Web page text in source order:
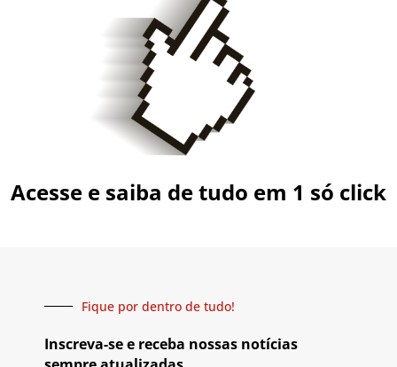
Acesse e saiba de tudo em 1 só click
Fique por dentro de tudo!
Inscreva-se e receba nossas notícias